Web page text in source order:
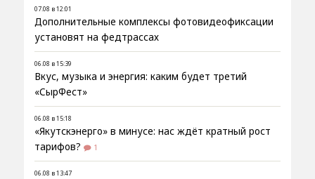
07.08 в 12:01
Дополнительные комплексы фотовидеофиксации
установят на федтрассах
06.08 в 15:39
Вкус, музыка и энергия: каким будет третий
«СырФест»
06.08 в 15:18
«Якутскэнерго» в минусе: нас ждёт кратный рост
тарифов?
1
06.08 в 13:47